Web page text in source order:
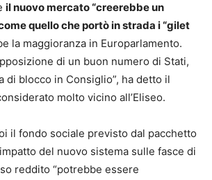
il nuovo mercato “creerebbe un
quello che portò in strada i “gilet
la maggioranza in Europarlamento.
di un buon numero di Stati,
di blocco in Consiglio”, ha detto il
molto vicino all’Eliseo.
il fondo sociale previsto dal pacchetto
del nuovo sistema sulle fasce di
reddito “potrebbe essere